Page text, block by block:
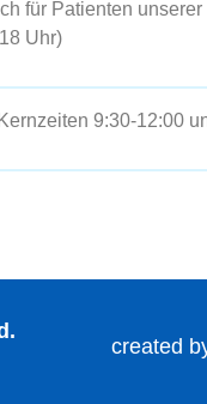
für Patienten
Uhr)
Kernzeiten 9:30-12:00
created